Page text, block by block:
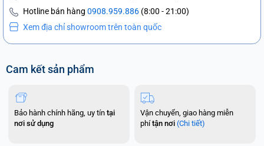
Hotline bán hàng 0908.959.886 (8:00 - 21:00)
Xem địa chỉ showroom trên toàn quốc
Cam kết sản phẩm
Bảo hành chính hãng, uy tíntại
nơi sử dụng
Vận chuyển, giao hàng miễn
phítận nơi (Chi tiết)